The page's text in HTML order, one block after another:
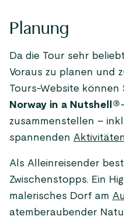
Planung
Da die Tour sehr
Voraus zu planen und
Tours-Website können
Norway in a Nutshell®
zusammenstellen –
spannenden
Als Alleinreisender
Zwischenstopps. Ein
malerisches Dorf am
atemberaubender